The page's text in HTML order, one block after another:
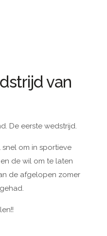
van
De eerste wedstrijd.
om in sportieve
de wil om te laten
de afgelopen zomer